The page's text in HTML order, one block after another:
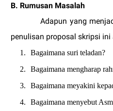
B. Rumusan Masalah
Adapun yang
penulisan proposal skripsi
1.
Bagaimana suri teladan?
2.
Bagaimana mengharap
3.
Bagaimana meyakini
4.
Bagaimana menyebut